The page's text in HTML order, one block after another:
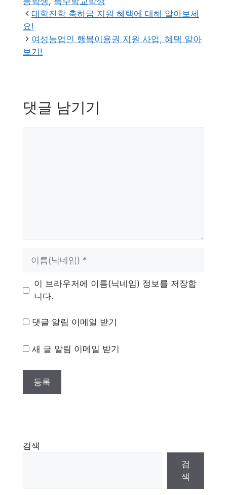
리
대학진학 축하금 지원 혜택에 대해 알아보세
요!
여성농업인 행복이용권 지원 사업, 혜택 알아
보기!
댓글 남기기
이 브라우저에 이름(닉네임) 정보를 저장합
니다.
댓글 알림 이메일 받기
새 글 알림 이메일 받기
검색
검
색